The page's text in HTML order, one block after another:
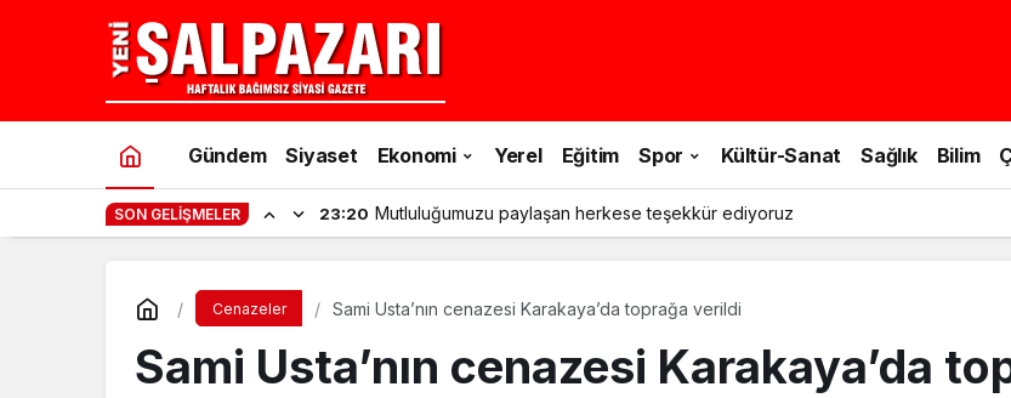
Gündem Siyaset Ekonomi Yerel Eğitim Spor Kültür-Sanat Sağlık Bilim
SON GELIŞMELER 11:53 Şalpazarı’nda gençlerle doğa yürüyüşü yapıldı
Cenazeler Sami Usta’nın cenazesi Karakaya’da toprağa verildi
Sami Usta’nın cenazesi Karakaya’da